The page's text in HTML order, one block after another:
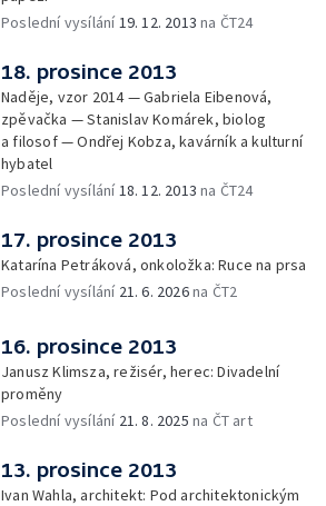
Poslední vysílání19. 12. 2013 na ČT24
18. prosince 2013
Naděje, vzor 2014 — Gabriela Eibenová,
zpěvačka — Stanislav Komárek, biolog
a filosof — Ondřej Kobza, kavárník a kulturní
hybatel
Poslední vysílání18. 12. 2013 na ČT24
17. prosince 2013
Katarína Petráková, onkoložka: Ruce na prsa
Poslední vysílání 21. 6. 2026na ČT2
16. prosince 2013
Janusz Klimsza, režisér, herec: Divadelní
proměny
Poslední vysílání 21. 8. 2025 na ČT art
13. prosince 2013
Ivan Wahla, architekt: Pod architektonickým